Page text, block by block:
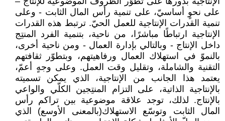
على نحوٍ أساسيّ، على تنمية رأس المال ‏الثابت - وعلى
تنمية القدرات الإنتاجية للعمل الحيّ. ترتبط هذه القدرات
الإنتاجية ارتباطًا مباشرًا، من ‏ناحية، بتنمية الفرد المنتِج
داخل الإنتاج - وبالتالي بإدارة العمال - ومن ناحية أخرى،
بالنموّ في استهلاك ‏العمال ورفاهيتهم، وبتطوّر ثقافتهم
التقنية والشاملة، وتقليل وقت العمل. وعلى وجهٍ أعمّ،
يعتمد هذا الجانب ‏من الإنتاجية، الذي يمكن تسميته
بالإنتاجية الذاتية، على التزام المنتِجين الكلّي والواعي
بالإنتاج. لذلك، ‏توجد علاقة موضوعية بين تراكم رأس
المال الثابت وتوسّع الاستهلاك(بالمعنى الأوسع) الذي